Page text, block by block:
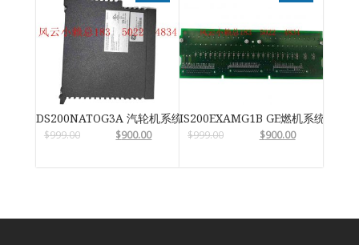
DS200NATOG3A 汽轮机系统卡件
$999.00 $900.00
IS200EXAMG1B GE燃机系统
$999.00 $900.00